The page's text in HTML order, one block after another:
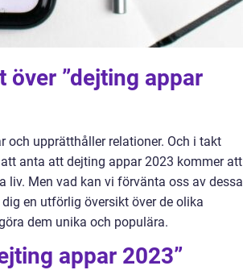
över ”dejting appar
och upprätthåller relationer. Och i takt
anta att dejting appar 2023 kommer att
liv. Men vad kan vi förvänta oss av dessa
en utförlig översikt över de olika
dem unika och populära.
appar 2023”